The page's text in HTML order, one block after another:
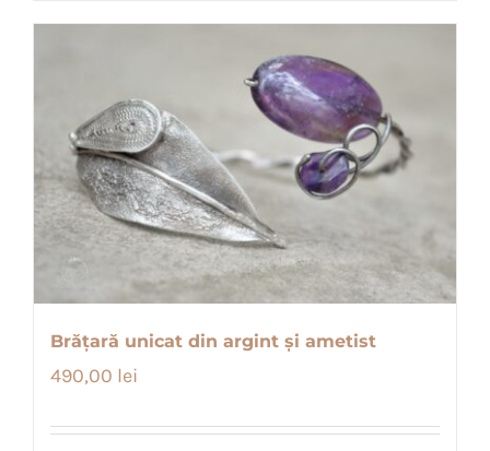
Brățară unicat din argint și ametist
490,00 lei